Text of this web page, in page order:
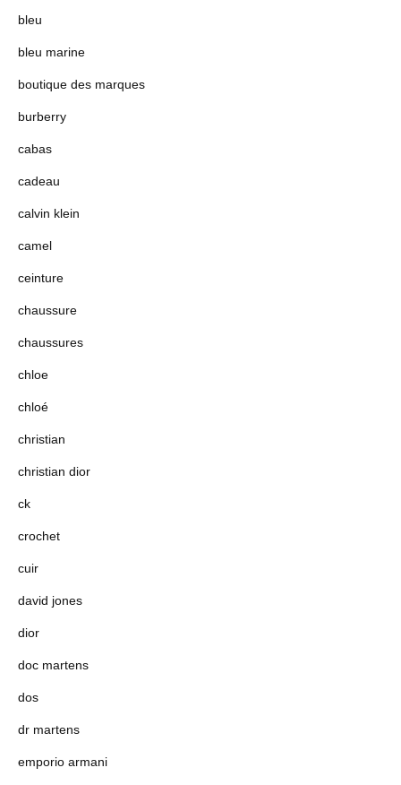
bleu
bleu marine
boutique des marques
burberry
cabas
cadeau
calvin klein
camel
ceinture
chaussure
chaussures
chloe
chloé
christian
christian dior
ck
crochet
cuir
david jones
dior
doc martens
dos
dr martens
emporio armani